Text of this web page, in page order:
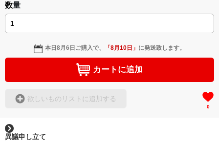
数量
本日8月6日 ご購入で、 「8月10日 」 に発送致します。
カートに追加
欲しいものリストに追加する
0
異議申し立て